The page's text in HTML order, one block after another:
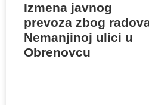
Izmena javnog
prevoza zbog
Nemanjinoj ulici u
Obrenovcu